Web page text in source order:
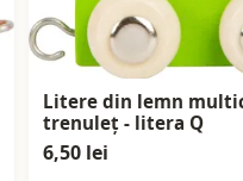
Litere din lemn
trenuleț - litera Q
6,50 lei